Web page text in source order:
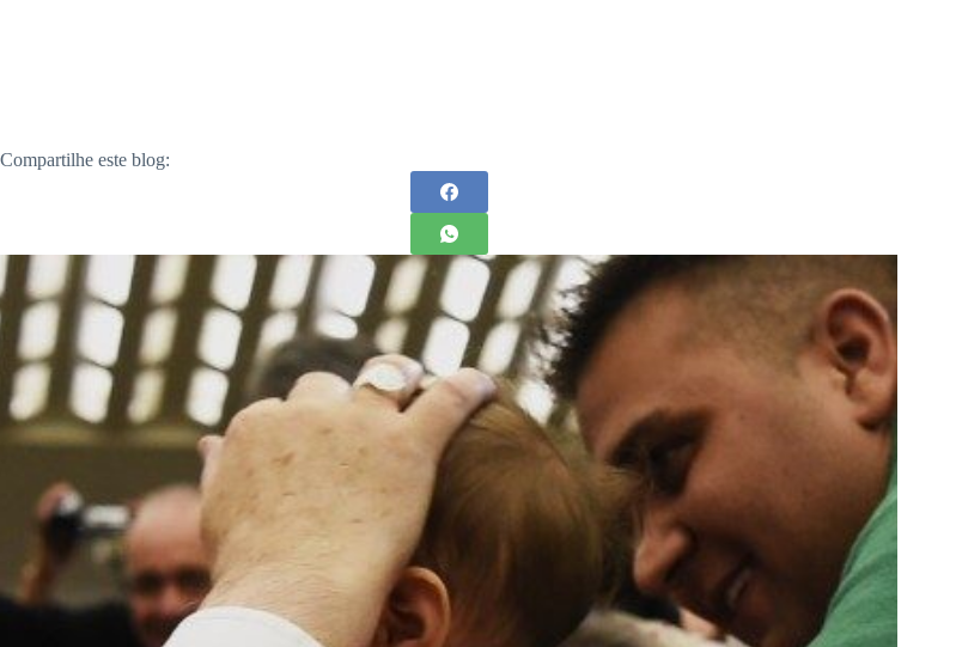
Compartilhe este blog: